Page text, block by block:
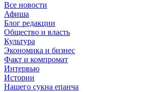
Все новости
Афиша
Блог редакции
Общество и власть
Культура
Экономика и бизнес
Факт и компромат
Интервью
Истории
Нашего сукна епанча